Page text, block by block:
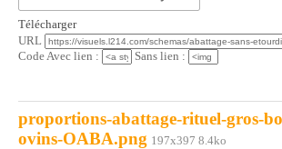
Télécharger
URL
Code Avec lien :
Sans lien :
proportions-abattage-rituel-gros-
ovins-OABA.png 197x397 8.4ko